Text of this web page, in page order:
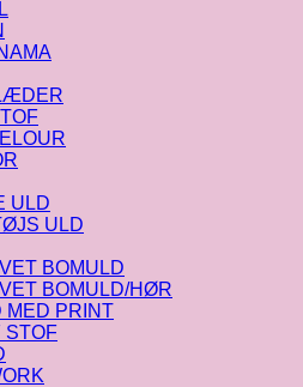
ULD
ULD
BOMULD
BOMULD/HØR
MED PRINT
STOF